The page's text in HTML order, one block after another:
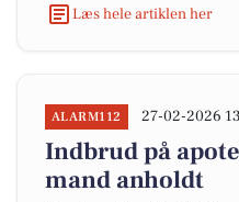
Læs hele artiklen her
ALARM112 27-02-2026
Indbrud på
mand anholdt